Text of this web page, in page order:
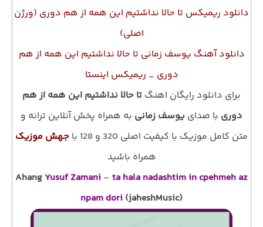
دانلود ریمیکس تا حالا نداشتیم این همه از هم دوری (ورژن
اصلی)
دانلود آهنگ یوسف زمانی تا حالا نداشتیم این همه از هم
دوری _ ریمیکس اینستا
برای دانلود رایگان اهنگ تا حالا نداشتیم این همه از هم
دوری با صدای یوسف زمانی به همراه پخش آنلاین ترانه و
متن کامل موزیک با کیفیت اصلی 320 و 128 با
جهش موزیک
همراه باشید
AhangYusuf Zamani – ta hala nadashtim in cpehmeh az
npam dori (jaheshMusic)